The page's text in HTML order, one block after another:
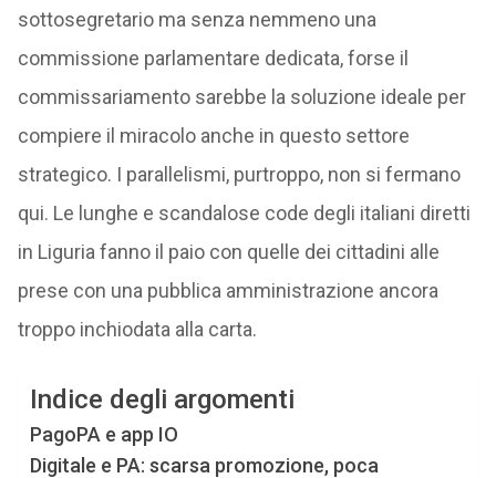
sottosegretario ma senza nemmeno una
commissione parlamentare dedicata, forse il
commissariamento sarebbe la soluzione ideale per
compiere il miracolo anche in questo settore
strategico. I parallelismi, purtroppo, non si fermano
qui. Le lunghe e scandalose code degli italiani diretti
in Liguria fanno il paio con quelle dei cittadini alle
prese con una pubblica amministrazione ancora
troppo inchiodata alla carta.
Indice degli argomenti
PagoPA e app IO
Digitale e PA: scarsa promozione, poca